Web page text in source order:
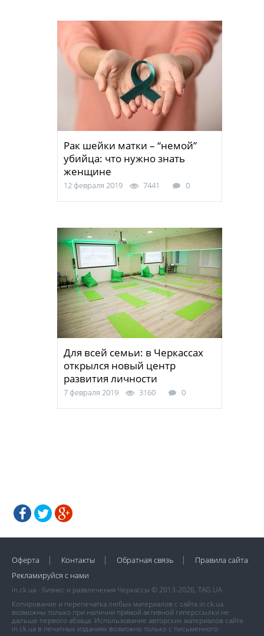
Рак шейки матки – “немой”
убийца: что нужно знать
женщине
12 февраля 2019 7441 0
Для всей семьи: в Черкассах
открылся новый центр
развития личности
7 февраля 2019 3160 0
Оферта Контакты Обратная связь
Правила сайта
Рекламируйся с нами
in.ck.ua - бизнес и развлечения Черкассы © 2013-2026, TAG.UA
Копирование и перепечатка любых материалов с сайта in.ck.ua
возможны только при наличии прямой активной гиперссылки не
дальше первого абзаца. Использование авторских материалов сайта
in.ck.ua в печатных изданиях возможно только с письменного